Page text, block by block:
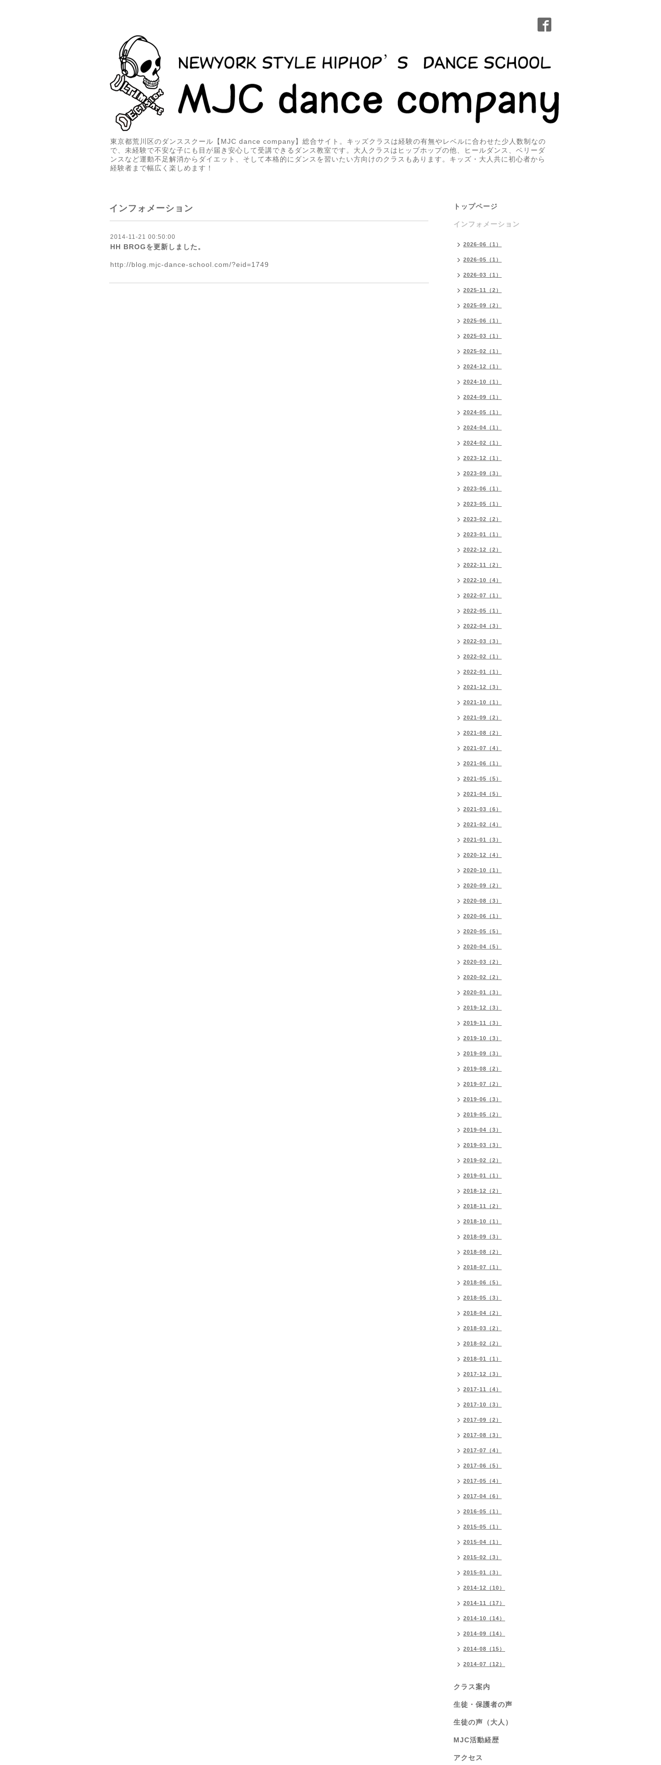
東京都荒川区のダンススクール【MJC dance company】総合サイト。キッズクラスは経験の有無やレベルに合わせた少人数制なの
で、未経験で不安な子にも目が届き安心して受講できるダンス教室です。大人クラスはヒップホップの他、ヒールダンス、ベリーダ
ンスなど運動不足解消からダイエット、そして本格的にダンスを習いたい方向けのクラスもあります。キッズ・大人共に初心者から
経験者まで幅広く楽しめます！
インフォメーション
2014-11-21 00:50:00
HH BROGを更新しました。
http://blog.mjc-dance-school.com/?eid=1749
トップページ
インフォメーション
2026-06（1）
2026-05（1）
2026-03（1）
2025-11（2）
2025-09（2）
2025-06（1）
2025-03（1）
2025-02（1）
2024-12（1）
2024-10（1）
2024-09（1）
2024-05（1）
2024-04（1）
2024-02（1）
2023-12（1）
2023-09（3）
2023-06（1）
2023-05（1）
2023-02（2）
2023-01（1）
2022-12（2）
2022-11（2）
2022-10（4）
2022-07（1）
2022-05（1）
2022-04（3）
2022-03（3）
2022-02（1）
2022-01（1）
2021-12（3）
2021-10（1）
2021-09（2）
2021-08（2）
2021-07（4）
2021-06（1）
2021-05（5）
2021-04（5）
2021-03（6）
2021-02（4）
2021-01（3）
2020-12（4）
2020-10（1）
2020-09（2）
2020-08（3）
2020-06（1）
2020-05（5）
2020-04（5）
2020-03（2）
2020-02（2）
2020-01（3）
2019-12（3）
2019-11（3）
2019-10（3）
2019-09（3）
2019-08（2）
2019-07（2）
2019-06（3）
2019-05（2）
2019-04（3）
2019-03（3）
2019-02（2）
2019-01（1）
2018-12（2）
2018-11（2）
2018-10（1）
2018-09（3）
2018-08（2）
2018-07（1）
2018-06（5）
2018-05（3）
2018-04（2）
2018-03（2）
2018-02（2）
2018-01（1）
2017-12（3）
2017-11（4）
2017-10（3）
2017-09（2）
2017-08（3）
2017-07（4）
2017-06（5）
2017-05（4）
2017-04（6）
2016-05（1）
2015-05（1）
2015-04（1）
2015-02（3）
2015-01（3）
2014-12（10）
2014-11（17）
2014-10（14）
2014-09（14）
2014-08（15）
2014-07（12）
クラス案内
生徒・保護者の声
生徒の声（大人）
MJC活動経歴
アクセス